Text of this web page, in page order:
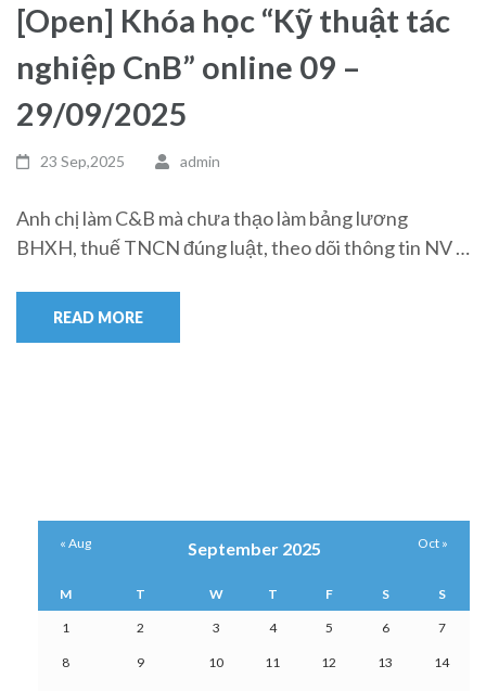
[Open] Khóa học “Kỹ thuật tác
nghiệp CnB” online 09 –
29/09/2025
23 Sep,2025 admin
Anh chị làm C&B mà chưa thạo làm bảng lương
BHXH, thuế TNCN đúng luật, theo dõi thông tin NV …
READ MORE
September 2025
M T W T F S S
1 2 3 4 5 6 7
8 9 10 11 12 13 14
« Aug Oct »